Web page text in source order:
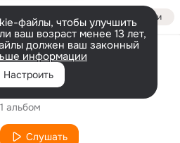
Войти
файлы, чтобы улучшить
ваш возраст менее 13 лет,
должен ваш законный
информации
Настроить
Исполнитель
Mercy Shine
1 альбом
Слушать